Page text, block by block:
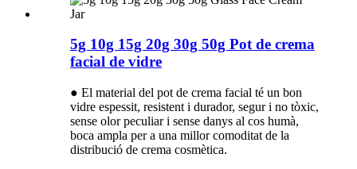
5g 10g 15g 20g 30g 50g Pot de crema
facial de vidre
● El material del pot de crema facial té un bon
vidre espessit, resistent i durador, segur i no tòxic,
sense olor peculiar i sense danys al cos humà,
boca ampla per a una millor comoditat de la
distribució de crema cosmètica.